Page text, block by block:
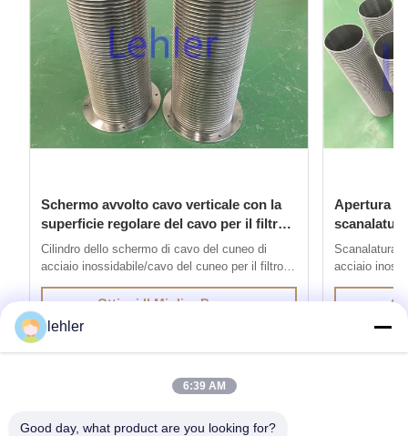
Schermo avvolto cavo verticale con la
superficie regolare del cavo per il filtro
autopulente
Cilindro dello schermo di cavo del cuneo di
acciaio inossidabile/cavo del cuneo per il filtro
acciaio inossidabile è prodotto con il metodo di
saldatura di resistenza elettrica, cavi con i profili
speciali è saldato ai cavi sostenenti a 90 gradi.
La ...
Ottieni Il Miglior Prezzo
Apertura
verticale
Scanalatura
acciaio
è prodotto
resistenza
schermo di
lehler
6:39 AM
Good day, what product are you looking for?